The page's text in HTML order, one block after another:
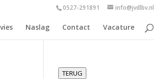
0527-291891 info@jvdlbv.nl
Naslag Contact Vacature
TERUG